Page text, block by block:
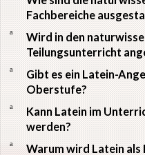
Fachbereiche
a
Wird in den
Teilungsunterricht
a
Gibt es ein Latein-
Oberstufe?
a
Kann Latein im
werden?
a
Warum wird Latein